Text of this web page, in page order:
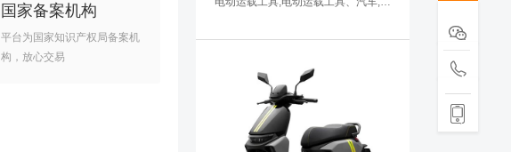
国家备案机构
平台为国家知识产权局备案机
构，放心交易